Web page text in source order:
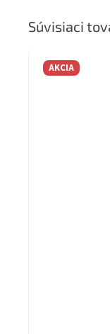
Súvisiaci
AKCIA